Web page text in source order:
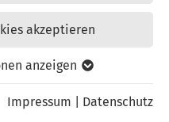
akzeptieren
anzeigen
Impressum Datenschutz